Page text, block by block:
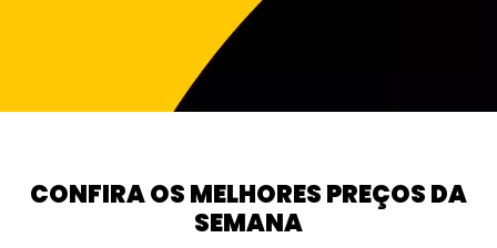
CONFIRA OS MELHORES PREÇOS DA
SEMANA